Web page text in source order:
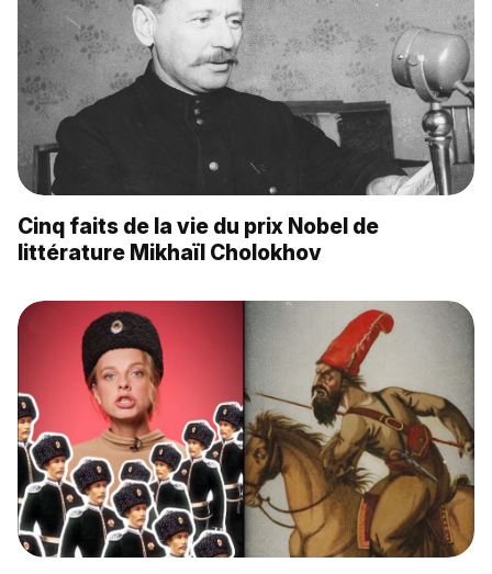
Cinq faits de la vie du prix Nobel de
littérature Mikhaïl Cholokhov